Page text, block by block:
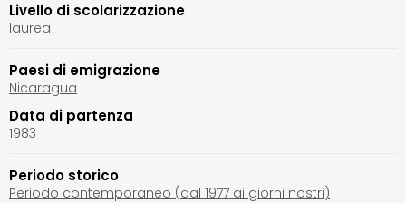
Livello di scolarizzazione
laurea
Paesi di emigrazione
Nicaragua
Data di partenza
1983
Periodo storico
Periodo contemporaneo (dal 1977 ai giorni nostri)